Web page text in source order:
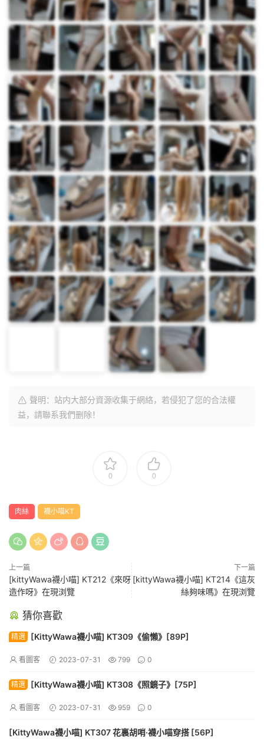
聲明：站内大部分資源收集于網絡，若侵犯了您的合法權
益，請聯系我們删除！
0 0
肉絲 襪小喵KT
上一篇
[kittyWawa襪小喵] KT212《來呀
造作呀》在現浏覽
下一篇
[kittyWawa襪小喵] KT214《這灰
絲夠味嗎》在現浏覽
猜你喜歡
精選 [KittyWawa襪小喵] KT309《偷懶》[89P]
看圖客 2023-07-31 799 0
精選 [KittyWawa襪小喵] KT308《照鏡子》[75P]
看圖客 2023-07-31 959 0
[KittyWawa襪小喵] KT307 花裏胡哨·襪小喵穿搭 [56P]